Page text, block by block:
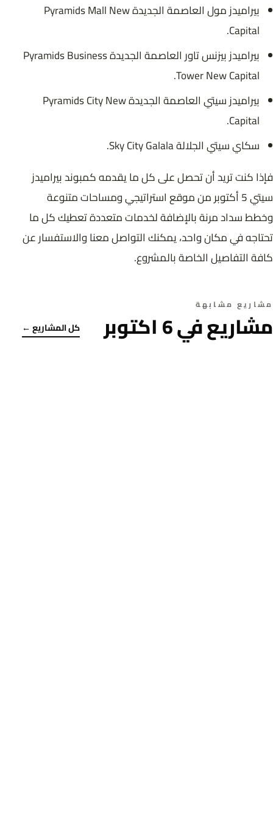
بيراميدز مول العاصمة الجديدة Pyramids Mall New
Capital.
بيراميدز بيزنس تاور العاصمة الجديدة Pyramids Business
Tower New Capital.
بيراميدز سيتي العاصمة الجديدة Pyramids City New
Capital.
سكاي سيتي الجلالة Sky City Galala.
فإذا كنت تريد أن تحصل على كل ما يقدمه كمبوند بيراميدز
سيتي 5 أكتوبر من موقع استراتيجي ومساحات متنوعة
وخطط سداد مرنة بالإضافة لخدمات متعددة تعطيك كل ما
تحتاجه في مكان واحد، يمكنك التواصل معنا والاستفسار عن
كافة التفاصيل الخاصة بالمشروع.
مشاريع مشابهة
مشاريع في 6 اكتوبر كل المشاريع ←